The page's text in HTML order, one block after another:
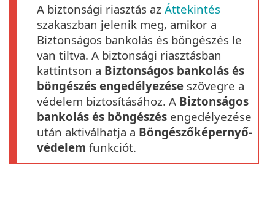
A biztonsági riasztás az Áttekintés
szakaszban jelenik meg, amikor a
Biztonságos bankolás és böngészés le
van tiltva. A biztonsági riasztásban
kattintson a Biztonságos bankolás és
böngészés engedélyezése szövegre a
védelem biztosításához. A Biztonságos
bankolás és böngészés engedélyezése
után aktiválhatja a Böngészőképernyő-
védelem funkciót.